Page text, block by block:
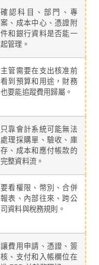
確認科目、部門、專
案、成本中心、憑證附
件和銀行資料是否能一
起管理。
主管需要在支出核准前
看到預算和用途，財務
也要能追蹤費用歸屬。
只靠會計系統可能無法
處理採購單、驗收、庫
存、成本和應付帳款的
完整資料流。
要看權限、幣別、合併
報表、內部往來、跨公
司資料與稅務規則。
讓費用申請、憑證、簽
核、支付和入帳欄位在